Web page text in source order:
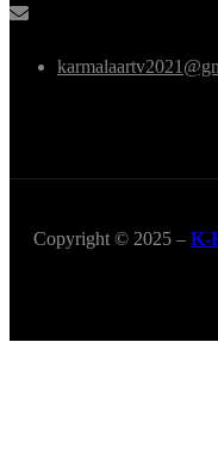
Copyright © 2025 – K-